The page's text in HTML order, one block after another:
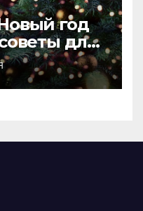
год
для